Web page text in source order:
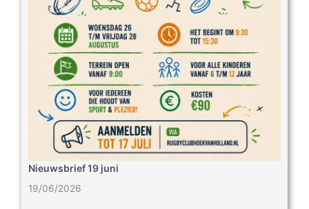
Nieuwsbrief 19 juni
19/06/2026